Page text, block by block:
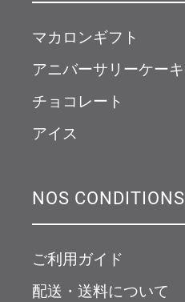
マカロンギフト
アニバーサリーケーキ
チョコレート
アイス
NOS CONDITIONS
ご利用ガイド
配送・送料について